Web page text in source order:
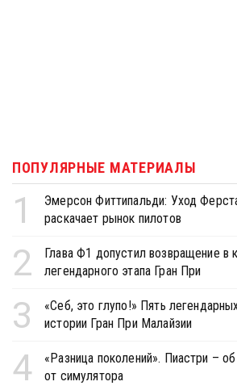
ПОПУЛЯРНЫЕ МАТЕРИАЛЫ
1
Эмерсон Фиттипальди: Уход
раскачает рынок пилотов
2
Глава Ф1 допустил возвращение в
легендарного этапа Гран При
3
«Себ, это глупо!» Пять
истории Гран При Малайзии
4
«Разница поколений». Пиастри –
от симулятора